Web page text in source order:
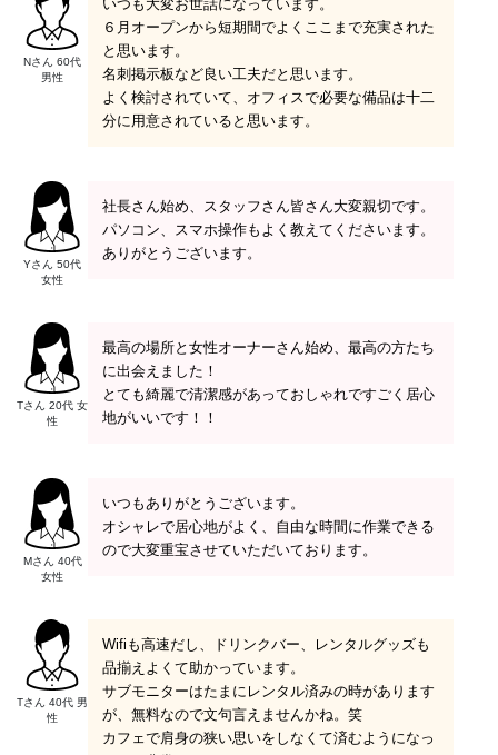
Nさん 60代
男性
いつも大変お世話になっています。
６月オープンから短期間でよくここまで充実された
と思います。
名刺掲示板など良い工夫だと思います。
よく検討されていて、オフィスで必要な備品は十二
分に用意されていると思います。
Yさん 50代
女性
社長さん始め、スタッフさん皆さん大変親切です。
パソコン、スマホ操作もよく教えてくださいます。
ありがとうございます。
Tさん 20代 女
性
最高の場所と女性オーナーさん始め、最高の方たち
に出会えました！
とても綺麗で清潔感があっておしゃれですごく居心
地がいいです！！
Mさん 40代
女性
いつもありがとうございます。
オシャレで居心地がよく、自由な時間に作業できる
ので大変重宝させていただいております。
Tさん 40代 男
性
Wifiも高速だし、ドリンクバー、レンタルグッズも
品揃えよくて助かっています。
サブモニターはたまにレンタル済みの時があります
が、無料なので文句言えませんかね。笑
カフェで肩身の狭い思いをしなくて済むようになっ